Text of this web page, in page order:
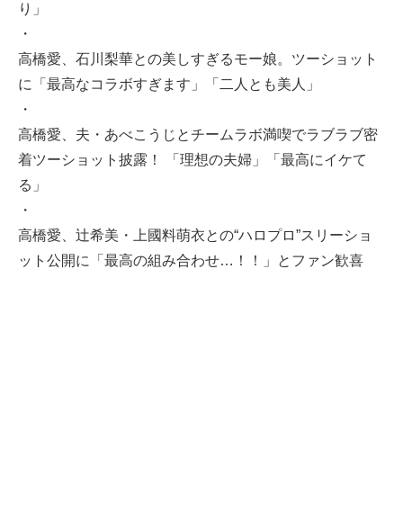
り」
・
高橋愛、石川梨華との美しすぎるモー娘。ツーショット
に「最高なコラボすぎます」「二人とも美人」
・
高橋愛、夫・あべこうじとチームラボ満喫でラブラブ密
着ツーショット披露！ 「理想の夫婦」「最高にイケて
る」
・
高橋愛、辻希美・上國料萌衣との“ハロプロ”スリーショ
ット公開に「最高の組み合わせ…！！」とファン歓喜